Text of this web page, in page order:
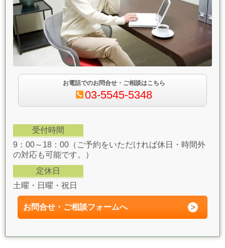
お電話でのお問合せ・ご相談はこちら
03-5545-5348
受付時間
9：00～18：00（ご予約をいただければ休日・時間外
の対応も可能です。）
定休日
土曜・日曜・祝日
お問合せ・ご相談フォームへ